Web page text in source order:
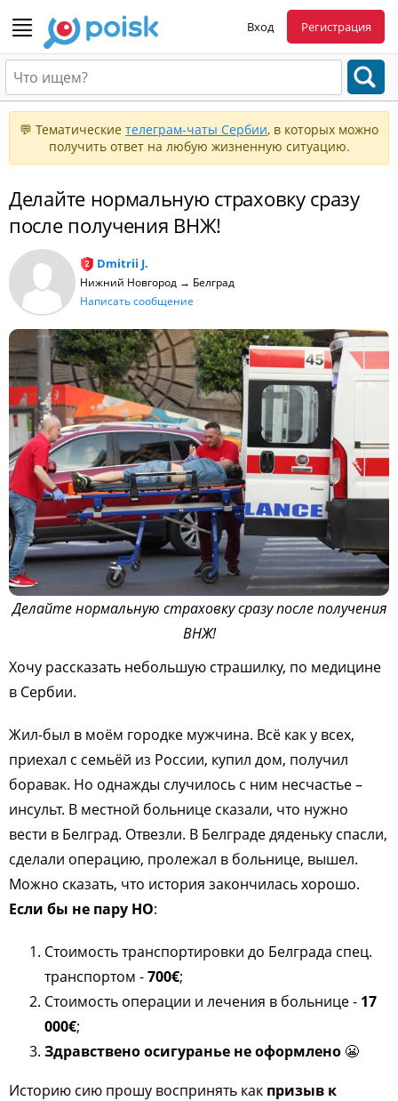
Вход Регистрация
💬 Тематические телеграм-чаты Сербии, в которых можно
получить ответ на любую жизненную ситуацию.
Делайте нормальную страховку сразу
после получения ВНЖ!
Dmitrii J.
Нижний Новгород → Белград
Написать сообщение
Делайте нормальную страховку сразу после получения
ВНЖ!
Хочу рассказать небольшую страшилку, по медицине
в Сербии.
Жил-был в моём городке мужчина. Всё как у всех,
приехал с семьёй из России, купил дом, получил
боравак. Но однажды случилось с ним несчастье –
инсульт. В местной больнице сказали, что нужно
вести в Белград. Отвезли. В Белграде дяденьку спасли,
сделали операцию, пролежал в больнице, вышел.
Можно сказать, что история закончилась хорошо.
Если бы не пару НО:
Стоимость транспортировки до Белграда спец.
транспортом -700€;
Стоимость операции и лечения в больнице - 17
000€;
Здравствено осигуранье не оформлено 😬
Историю сию прошу воспринять как призыв к